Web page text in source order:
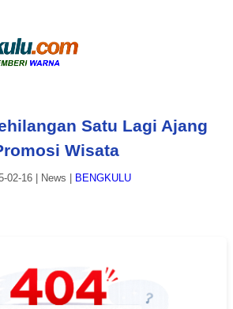
Satu Lagi Ajang
Wisata
02-16| News BENGKULU